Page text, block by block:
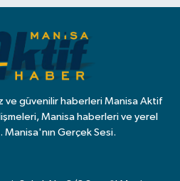
ve güvenilir haberleri Manisa Aktif
Manisa haberleri ve yerel
Gerçek Sesi.